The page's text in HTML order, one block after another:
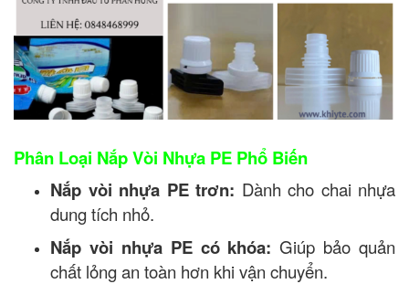
Phân Loại Nắp Vòi Nhựa PE Phổ Biến
Nắp vòi nhựa PE trơn: Dành cho chai nhựa
dung tích nhỏ.
Nắp vòi nhựa PE có khóa: Giúp bảo quản
chất lỏng an toàn hơn khi vận chuyển.